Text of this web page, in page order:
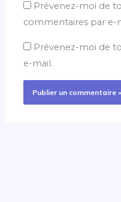
Prévenez-moi de
commentaires par e-
Prévenez-moi de
e-mail.